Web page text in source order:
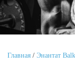
Главная / Энантат